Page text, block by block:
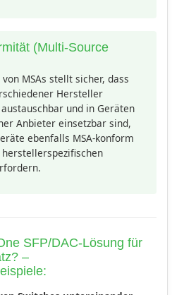
(Multi-Source
MSAs stellt sicher, dass
Hersteller
und in Geräten
Anbieter einsetzbar sind,
ebenfalls MSA-konform
SFP/DAC-Lösung für
–